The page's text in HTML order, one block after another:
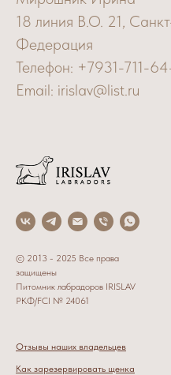
18 линия В.О. 21,
Федерация
Телефон: +7931-711-
Email: irislav@list.ru
© 2013 - 2025 Все права
защищены
Питомник лабрадоров IRISLAV
РКФ/FCI № 24061
Отзывы наших владельцев
Как зарезервировать щенка